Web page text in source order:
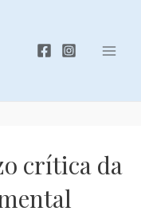
crítica da